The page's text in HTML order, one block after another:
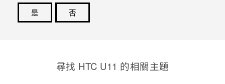
是
否
尋找 HTC U11 的相關主題